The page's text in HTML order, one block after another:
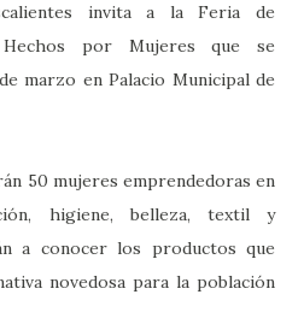
invita a la Feria de
Hechos por Mujeres que se
marzo en Palacio Municipal de
50 mujeres emprendedoras en
higiene, belleza, textil y
a conocer los productos que
novedosa para la población